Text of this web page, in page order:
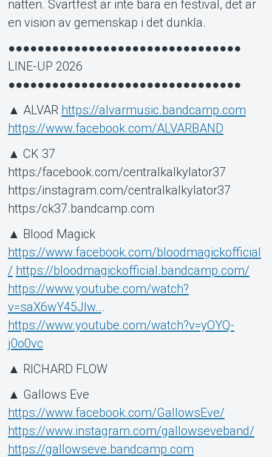
Support
Om Tickster
natten. Svartfest är inte bara en festival, det är
en vision av gemenskap i det dunkla.
●●●●●●●●●●●●●●●●●●●●●●●●●●●●●●●●
LINE-UP 2026
●●●●●●●●●●●●●●●●●●●●●●●●●●●●●●●●
▲ ALVAR https://alvarmusic.bandcamp.com
https://www.facebook.com/ALVARBAND
▲ CK 37
https:/facebook.com/centralkalkylator37
https:/instagram.com/centralkalkylator37
https:/ck37.bandcamp.com
▲ Blood Magick
https://www.facebook.com/bloodmagickofficial
/ https://bloodmagickofficial.bandcamp.com/
https://www.youtube.com/watch?
v=saX6wY45JIw...
https://www.youtube.com/watch?v=yOYQ-
j0o0vc
▲ RICHARD FLOW
▲ Gallows Eve
https://www.facebook.com/GallowsEve/
https://www.instagram.com/gallowseveband/
https://gallowseve.bandcamp.com